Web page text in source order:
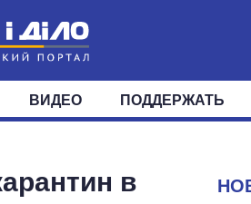
ОБЩЕСТВО МИР
ФРАКЦИИ ОКРУГА
ВИДЕО ПОДДЕРЖАТЬ
в